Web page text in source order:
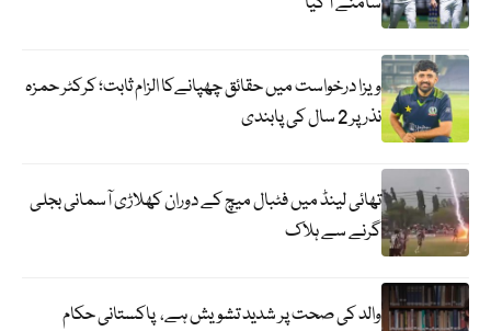
ویزا درخواست میں حقائق چھپانےکا الزام ثابت؛ کرکٹر حمزہ
نذر پر 2 سال کی پابندی
تھائی لینڈ میں فٹبال میچ کے دوران کھلاڑی آسمانی بجلی
گرنے سے ہلاک
والد کی صحت پر شدید تشویش ہے، پاکستانی حکام